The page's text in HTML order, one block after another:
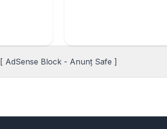
[ AdSense Block - Anunț Safe ]